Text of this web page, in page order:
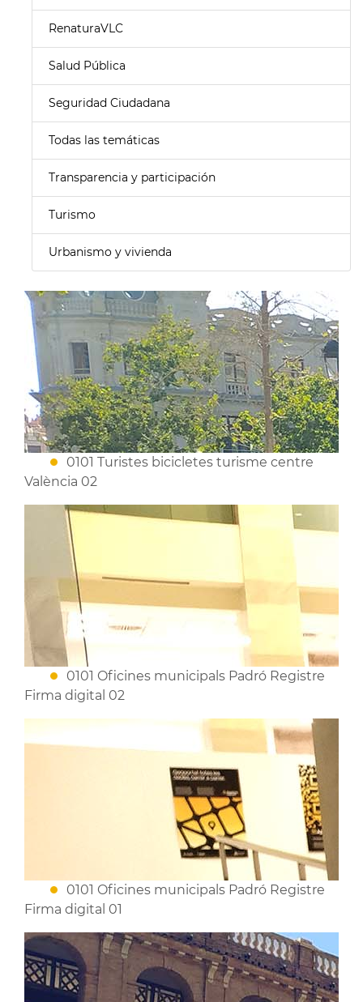
RenaturaVLC
Salud Pública
Seguridad Ciudadana
Todas las temáticas
Transparencia y participación
Turismo
Urbanismo y vivienda
0101 Turistes bicicletes turisme centre
València 02
0101 Oficines municipals Padró Registre
Firma digital 02
0101 Oficines municipals Padró Registre
Firma digital 01